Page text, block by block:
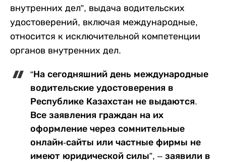
внутренних дел”, выдача водительских
удостоверений, включая международные,
относится к исключительной компетенции
органов внутренних дел.
“На сегодняшний день международные
водительские удостоверения в
Республике Казахстан не выдаются.
Все заявления граждан на их
оформление через сомнительные
онлайн-сайты или частные фирмы не
имеют юридической силы”, – заявили в